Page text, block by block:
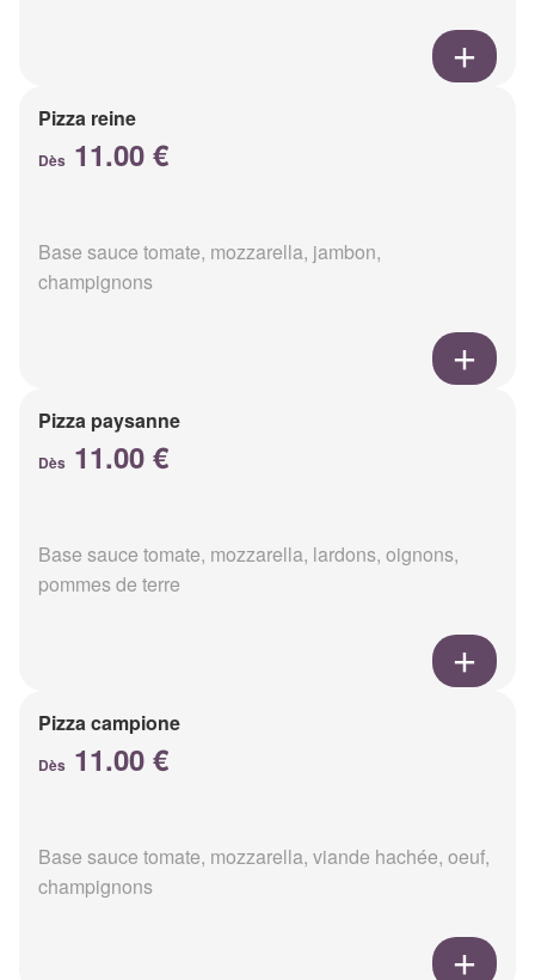
Pizza reine
Dès 11.00 €
Base sauce tomate, mozzarella, jambon,
champignons
Pizza paysanne
Dès 11.00 €
Base sauce tomate, mozzarella, lardons, oignons,
pommes de terre
Pizza campione
Dès 11.00 €
Base sauce tomate, mozzarella, viande hachée, oeuf,
champignons